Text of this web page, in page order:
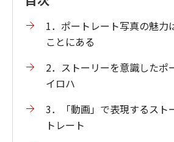
1．ポートレート写真の魅力
ことにある
2．ストーリーを意識したポ
イロハ
3．「動画」で表現するスト
トレート